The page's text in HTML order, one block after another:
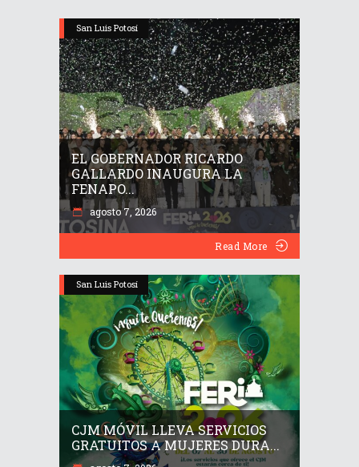
San Luis Potosí
EL GOBERNADOR RICARDO
GALLARDO INAUGURA LA
FENAPO...
agosto 7, 2026
Read More
San Luis Potosí
CJM MÓVIL LLEVA SERVICIOS
GRATUITOS A MUJERES DURA...